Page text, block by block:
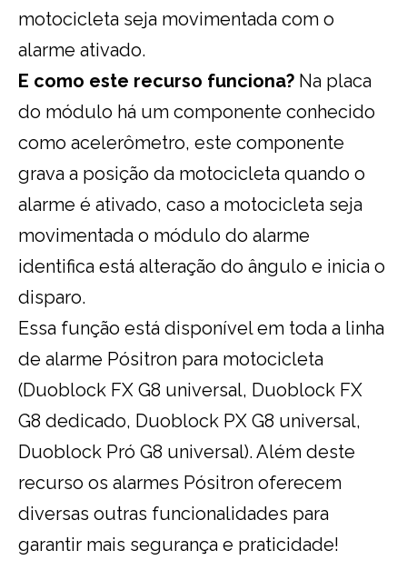
motocicleta seja movimentada com o
alarme ativado.
E como este recurso funciona? Na placa
do módulo há um componente conhecido
como acelerômetro, este componente
grava a posição da motocicleta quando o
alarme é ativado, caso a motocicleta seja
movimentada o módulo do alarme
identifica está alteração do ângulo e inicia o
disparo.
Essa função está disponível em toda a linha
de alarme Pósitron para motocicleta
(Duoblock FX G8 universal, Duoblock FX
G8 dedicado, Duoblock PX G8 universal,
Duoblock Pró G8 universal). Além deste
recurso os alarmes Pósitron oferecem
diversas outras funcionalidades para
garantir mais segurança e praticidade!